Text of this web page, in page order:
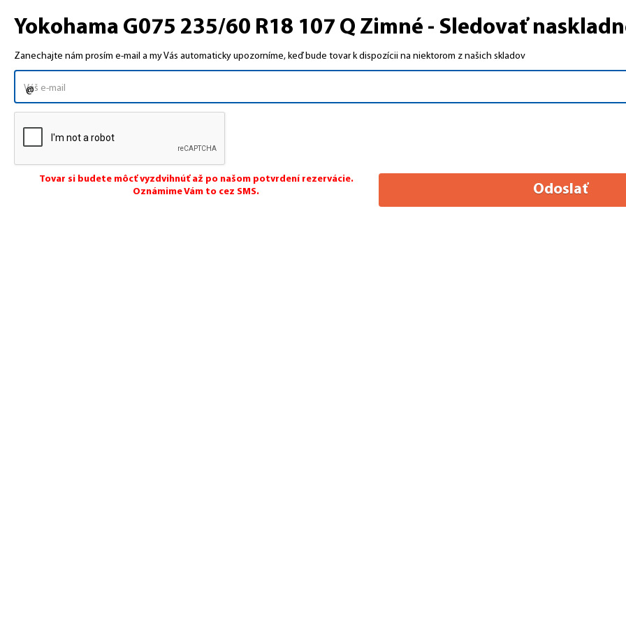
Yokohama G075 235/60 R18 107 Q Zimné - Sledovať
Zanechajte nám prosím e-mail a my Vás automaticky upozorníme, keď bude tovar k dispozícii na niektorom z našich skladov
Tovar si budete môcť vyzdvihnúť až po našom potvrdení rezervácie.
Oznámime Vám to cez SMS.